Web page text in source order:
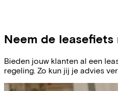
Neem de leasefiets
Bieden jouw klanten al een
regeling. Zo kun jij je advies